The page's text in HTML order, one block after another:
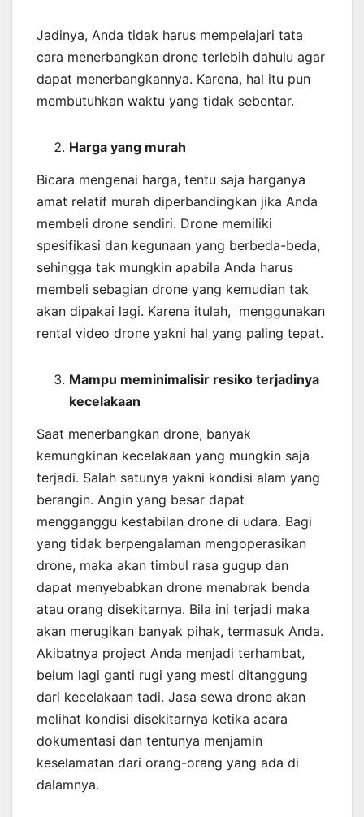
Jadinya, Anda tidak harus mempelajari tata
cara menerbangkan drone terlebih dahulu agar
dapat menerbangkannya. Karena, hal itu pun
membutuhkan waktu yang tidak sebentar.
Harga yang murah
Bicara mengenai harga, tentu saja harganya
amat relatif murah diperbandingkan jika Anda
membeli drone sendiri. Drone memiliki
spesifikasi dan kegunaan yang berbeda-beda,
sehingga tak mungkin apabila Anda harus
membeli sebagian drone yang kemudian tak
akan dipakai lagi. Karena itulah, menggunakan
rental video drone yakni hal yang paling tepat.
Mampu meminimalisir resiko terjadinya
kecelakaan
Saat menerbangkan drone, banyak
kemungkinan kecelakaan yang mungkin saja
terjadi. Salah satunya yakni kondisi alam yang
berangin. Angin yang besar dapat
mengganggu kestabilan drone di udara. Bagi
yang tidak berpengalaman mengoperasikan
drone, maka akan timbul rasa gugup dan
dapat menyebabkan drone menabrak benda
atau orang disekitarnya. Bila ini terjadi maka
akan merugikan banyak pihak, termasuk Anda.
Akibatnya project Anda menjadi terhambat,
belum lagi ganti rugi yang mesti ditanggung
dari kecelakaan tadi. Jasa sewa drone akan
melihat kondisi disekitarnya ketika acara
dokumentasi dan tentunya menjamin
keselamatan dari orang-orang yang ada di
dalamnya.